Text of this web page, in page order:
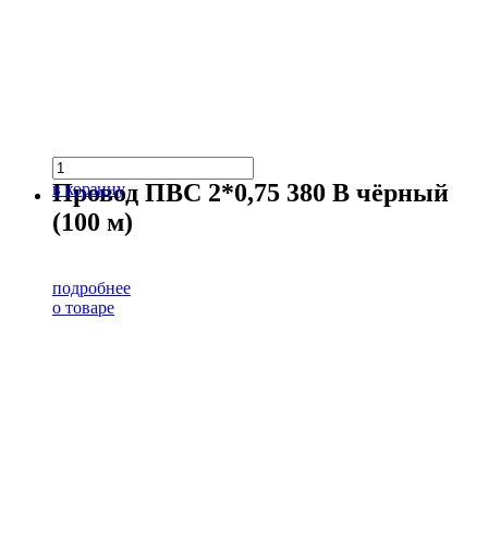
в корзину
Провод ПВС 2*0,75 380 В чёрный
(100 м)
подробнее
о товаре